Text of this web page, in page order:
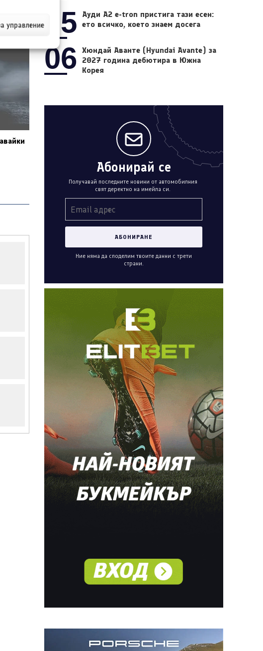
управление05
Ауди A2 e-tron пристига тази есен:
ето всичко, което знаем досега
06 Хюндай Аванте (Hyundai Avante) за
2027 година дебютира в Южна
Корея
Абонирай се
Получавай последните новини от автомобилния
свят деректно на имейла си.
Ние няма да споделим твоите данни с трети
страни.